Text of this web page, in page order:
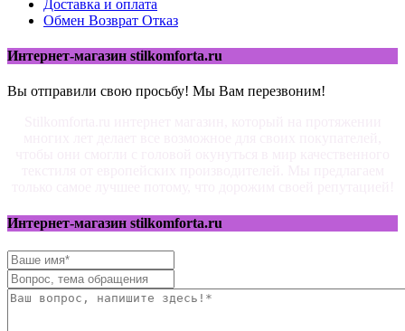
Доставка и оплата
Обмен Возврат Отказ
Интернет-магазин stilkomforta.ru
Вы отправили свою просьбу! Мы Вам перезвоним!
Интернет-магазин stilkomforta.ru